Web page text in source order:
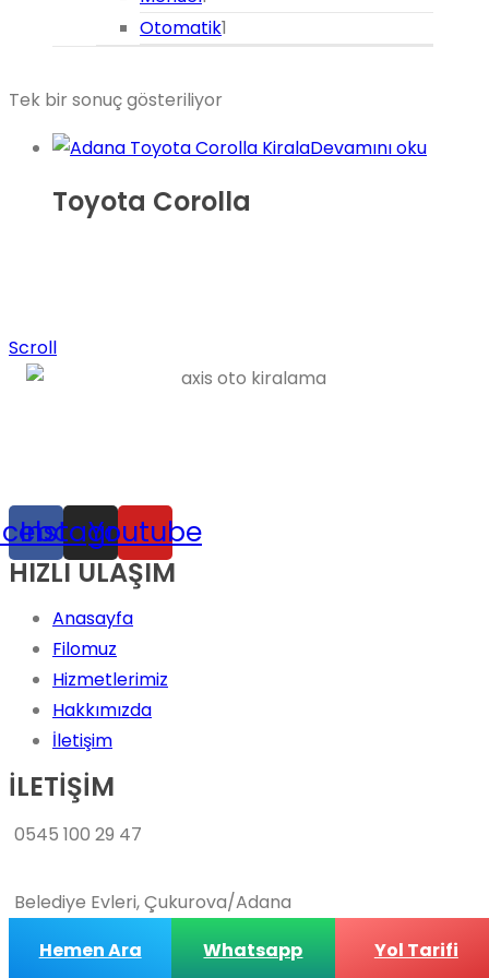
ürün
Otomatik1
Tek bir sonuç gösteriliyor
Devamını oku
Toyota Corolla
Scroll
Instagram
Youtube
HIZLI ULAŞIM
Anasayfa
Filomuz
Hizmetlerimiz
Hakkımızda
İletişim
İLETİŞİM
0545 100 29 47
Belediye Evleri, Çukurova/Adana
Copyright © 2026 Axis Oto Kiralama | Created by heskan
Hemen Ara Whatsapp Yol Tarifi